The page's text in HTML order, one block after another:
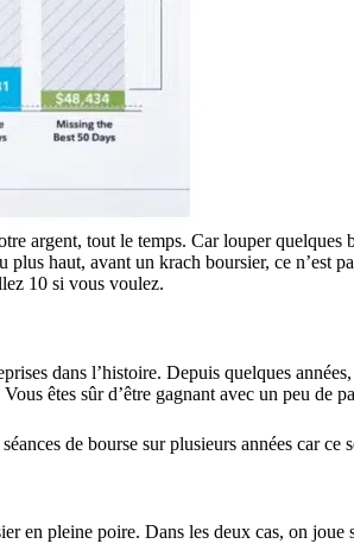
argent, tout le temps. Car louper quelques
haut, avant un krach boursier, ce n’est
10 si vous voulez.
dans l’histoire. Depuis quelques
êtes sûr d’être gagnant avec un peu
de bourse sur plusieurs années car
en pleine poire. Dans les deux cas, on